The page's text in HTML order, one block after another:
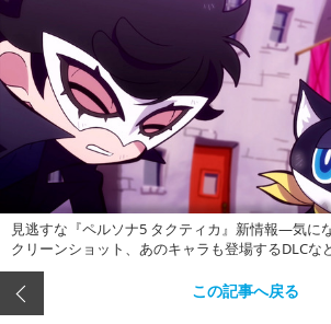
見逃すな『ペルソナ5 タクティカ』新情報―気に
クリーンショット、あのキャラも登場するDLCな
この記事へ戻る